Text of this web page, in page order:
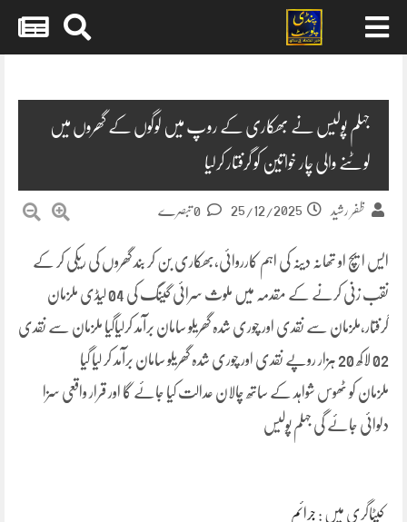
جہلم پولیس نے بھکاری کے روپ میں لوگوں کے گھروں میں
لوٹنے والی چار خواتین کو گرفتار کرلیا
ظفر رشید 25/12/2025
ایس ایچ او تھانہ دینہ کی اہم کارروائی،بھکاری بن کر بند گھروں کی ریکی کر کے
نقب زنی کرنے کے مقدمہ میں ملوث سرائی گینگ کی 04 لیڈی ملزمان
گرفتار،ملزمان سے نقدی اور چوری شدہ گھریلو سامان برآمد کرلیاگیا ملزمان سے نقدی
02 لاکھ 20 ہزار روپے نقدی اور چوری شدہ گھریلو سامان برآمد کر لیا گیا
ملزمان کو ٹھوس شواہد کے ساتھ چالان عدالت کیا جائے گا اور قرار واقعی سزا
دلوائی جائے گی جہلم پولیس
کیٹاگری میں : جرائم